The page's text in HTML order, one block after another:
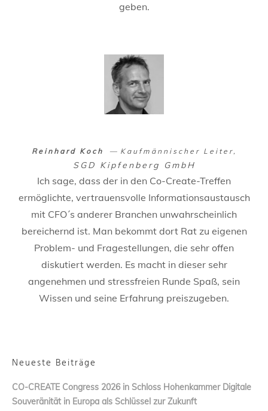
geben.
Ich sage, dass der in den Co-Create-Treffen
ermöglichte, vertrauensvolle Informationsaustausch
mit CFO´s anderer Branchen unwahrscheinlich
bereichernd ist. Man bekommt dort Rat zu eigenen
Problem- und Fragestellungen, die sehr offen
diskutiert werden. Es macht in dieser sehr
angenehmen und stressfreien Runde Spaß, sein
Wissen und seine Erfahrung preiszugeben.
Reinhard Koch Kaufmännischer Leiter
SGD Kipfenberg GmbH
Neueste Beiträge
CO-CREATE Congress 2026 in Schloss Hohenkammer Digitale
Souveränität in Europa als Schlüssel zur Zukunft